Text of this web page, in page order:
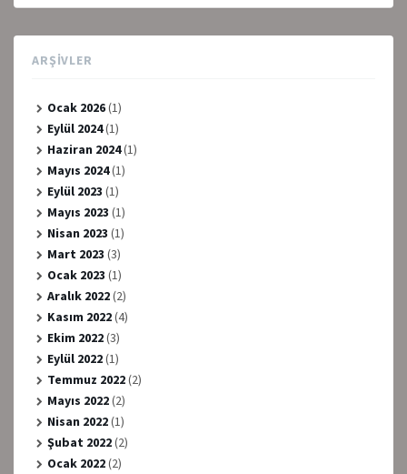
ARŞIVLER
Ocak 2026(1)
Eylül 2024(1)
Haziran 2024(1)
Mayıs 2024(1)
Eylül 2023 (1)
Mayıs 2023 (1)
Nisan 2023 (1)
Mart 2023 (3)
Ocak 2023 (1)
Aralık 2022(2)
Kasım 2022(4)
Ekim 2022(3)
Eylül 2022(1)
Temmuz 2022(2)
Mayıs 2022(2)
Nisan 2022(1)
Şubat 2022(2)
Ocak 2022(2)